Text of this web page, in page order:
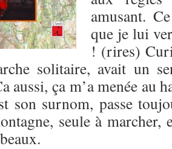
amusant.
que je lui
! (rires)
solitaire, avait un
aussi, ça m’a menée au
son surnom, passe
seule à marcher,